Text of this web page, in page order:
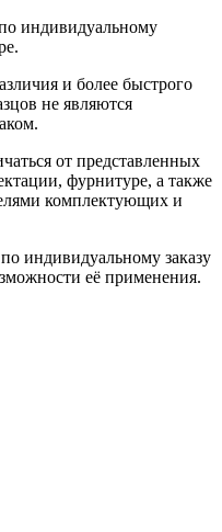
индивидуальному
и более быстрого
не являются
от представленных
фурнитуре, а также
комплектующих и
индивидуальному заказу
её применения.